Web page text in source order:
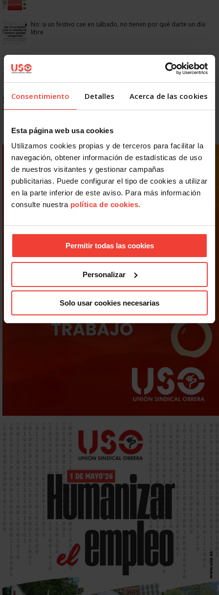
Consentimiento Detalles Acerca de las cookies
Esta página web usa cookies
Utilizamos cookies propias y de terceros para facilitar la
navegación, obtener información de estadísticas de uso
de nuestros visitantes y gestionar campañas
publicitarias. Puede configurar el tipo de cookies a utilizar
en la parte inferior de este aviso. Para más información
consulte nuestra política de cookies.
Permitir todas las cookies
Personalizar
Solo usar cookies necesarias
No: si un festivo cae en sábado, no tienen por qué darte un día
libre
Prepara gratis con USO las oposiciones a AGE, Seguridad Social y
Correos